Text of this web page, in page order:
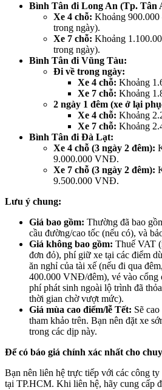
Bình Tân đi Long An (Tp. Tân
Xe 4 chỗ: Khoảng
trong ngày).
Xe 7 chỗ: Khoảng
trong ngày).
Bình Tân đi Vũng Tàu:
Đi về trong ngày:
Xe 4 chỗ: Khoảng
Xe 7 chỗ: Khoảng
2 ngày 1 đêm (xe ở lại
Xe 4 chỗ: Khoảng
Xe 7 chỗ: Khoảng
Bình Tân đi Đà Lạt:
Xe 4 chỗ (3 ngày 2 đêm):
9.000.000 VNĐ.
Xe 7 chỗ (3 ngày 2 đêm):
9.500.000 VNĐ.
Lưu ý chung:
Giá bao gồm: Thường đã bao
cầu đường/cao tốc (nếu có), và
Giá không bao gồm: Thuế VAT
đơn đỏ), phí giữ xe tại các điểm
ăn nghỉ của tài xế (nếu đi qua
400.000 VNĐ/đêm), vé vào cổng
phí phát sinh ngoài lộ trình đã
thời gian chờ vượt mức).
Giá mùa cao điểm/lễ Tết: Sẽ
tham khảo trên. Bạn nên đặt xe
trong các dịp này.
Để có báo giá chính xác nhất cho
Bạn nên liên hệ trực tiếp với các công
tại TP.HCM. Khi liên hệ, hãy cung cấp